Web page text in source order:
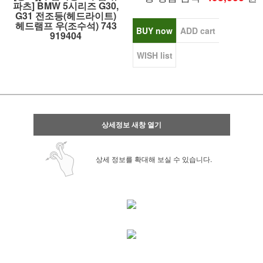
파츠] BMW 5시리즈 G30,
G31 전조등(헤드라이트)
헤드램프 우(조수석) 743
919404 BUY now ADD cart
WISH list
상세정보 새창 열기
상세 정보를 확대해 보실 수 있습니다.